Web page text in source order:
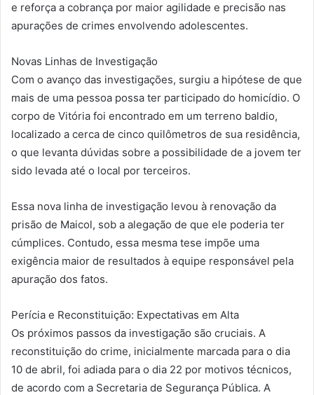
e reforça a cobrança por maior agilidade e precisão nas
apurações de crimes envolvendo adolescentes.
Novas Linhas de Investigação
Com o avanço das investigações, surgiu a hipótese de que
mais de uma pessoa possa ter participado do homicídio. O
corpo de Vitória foi encontrado em um terreno baldio,
localizado a cerca de cinco quilômetros de sua residência,
o que levanta dúvidas sobre a possibilidade de a jovem ter
sido levada até o local por terceiros.
Essa nova linha de investigação levou à renovação da
prisão de Maicol, sob a alegação de que ele poderia ter
cúmplices. Contudo, essa mesma tese impõe uma
exigência maior de resultados à equipe responsável pela
apuração dos fatos.
Perícia e Reconstituição: Expectativas em Alta
Os próximos passos da investigação são cruciais. A
reconstituição do crime, inicialmente marcada para o dia
10 de abril, foi adiada para o dia 22 por motivos técnicos,
de acordo com a Secretaria de Segurança Pública. A